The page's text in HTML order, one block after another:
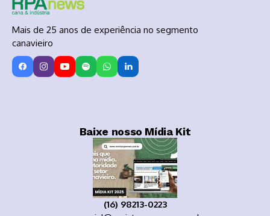
Mais de 25 anos de experiência no segmento
canavieiro
Baixe nosso Mídia Kit
(16) 98213-0223